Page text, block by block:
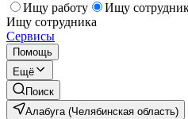
Ищу работу
Ищу
Ищу сотрудника
Сервисы
Помощь
Ещё
Поиск
Алабуга (Челябинская область)